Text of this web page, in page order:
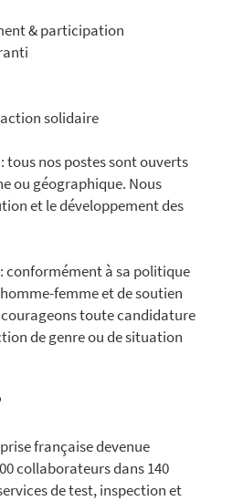
& participation
solidaire
tous nos postes sont ouverts
ou géographique. Nous
et le développement des
conformément à sa politique
femme et de soutien
toute candidature
de genre ou de situation
française devenue
collaborateurs dans 140
de test, inspection et